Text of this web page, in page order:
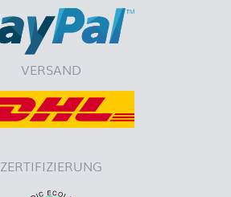
VERSAND
ZERTIFIZIERUNG